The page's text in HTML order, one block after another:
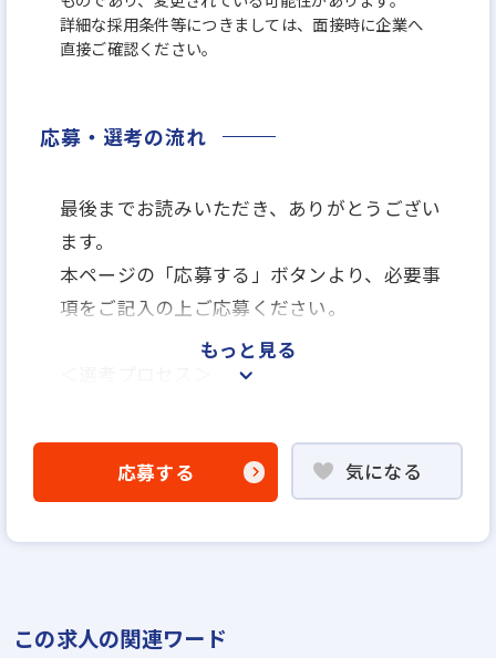
詳細な採用条件等につきましては、面接時に企業へ
直接ご確認ください。
応募・選考の流れ
最後までお読みいただき、ありがとうござい
ます。
本ページの「応募する」ボタンより、必要事
項をご記入の上ご応募ください。
▼
WEB書類選考
▼
説明選考会（電話面談）
式会社が行います＊
もっと見る
応募する 気になる
この求人の関連ワード